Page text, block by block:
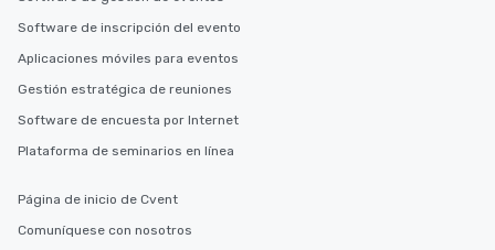
Software de inscripción del evento
Aplicaciones móviles para eventos
Gestión estratégica de reuniones
Software de encuesta por Internet
Plataforma de seminarios en línea
Página de inicio de Cvent
Comuníquese con nosotros